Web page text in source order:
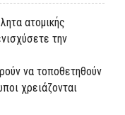
ατομικής
την
να τοποθετηθούν
χρειάζονται